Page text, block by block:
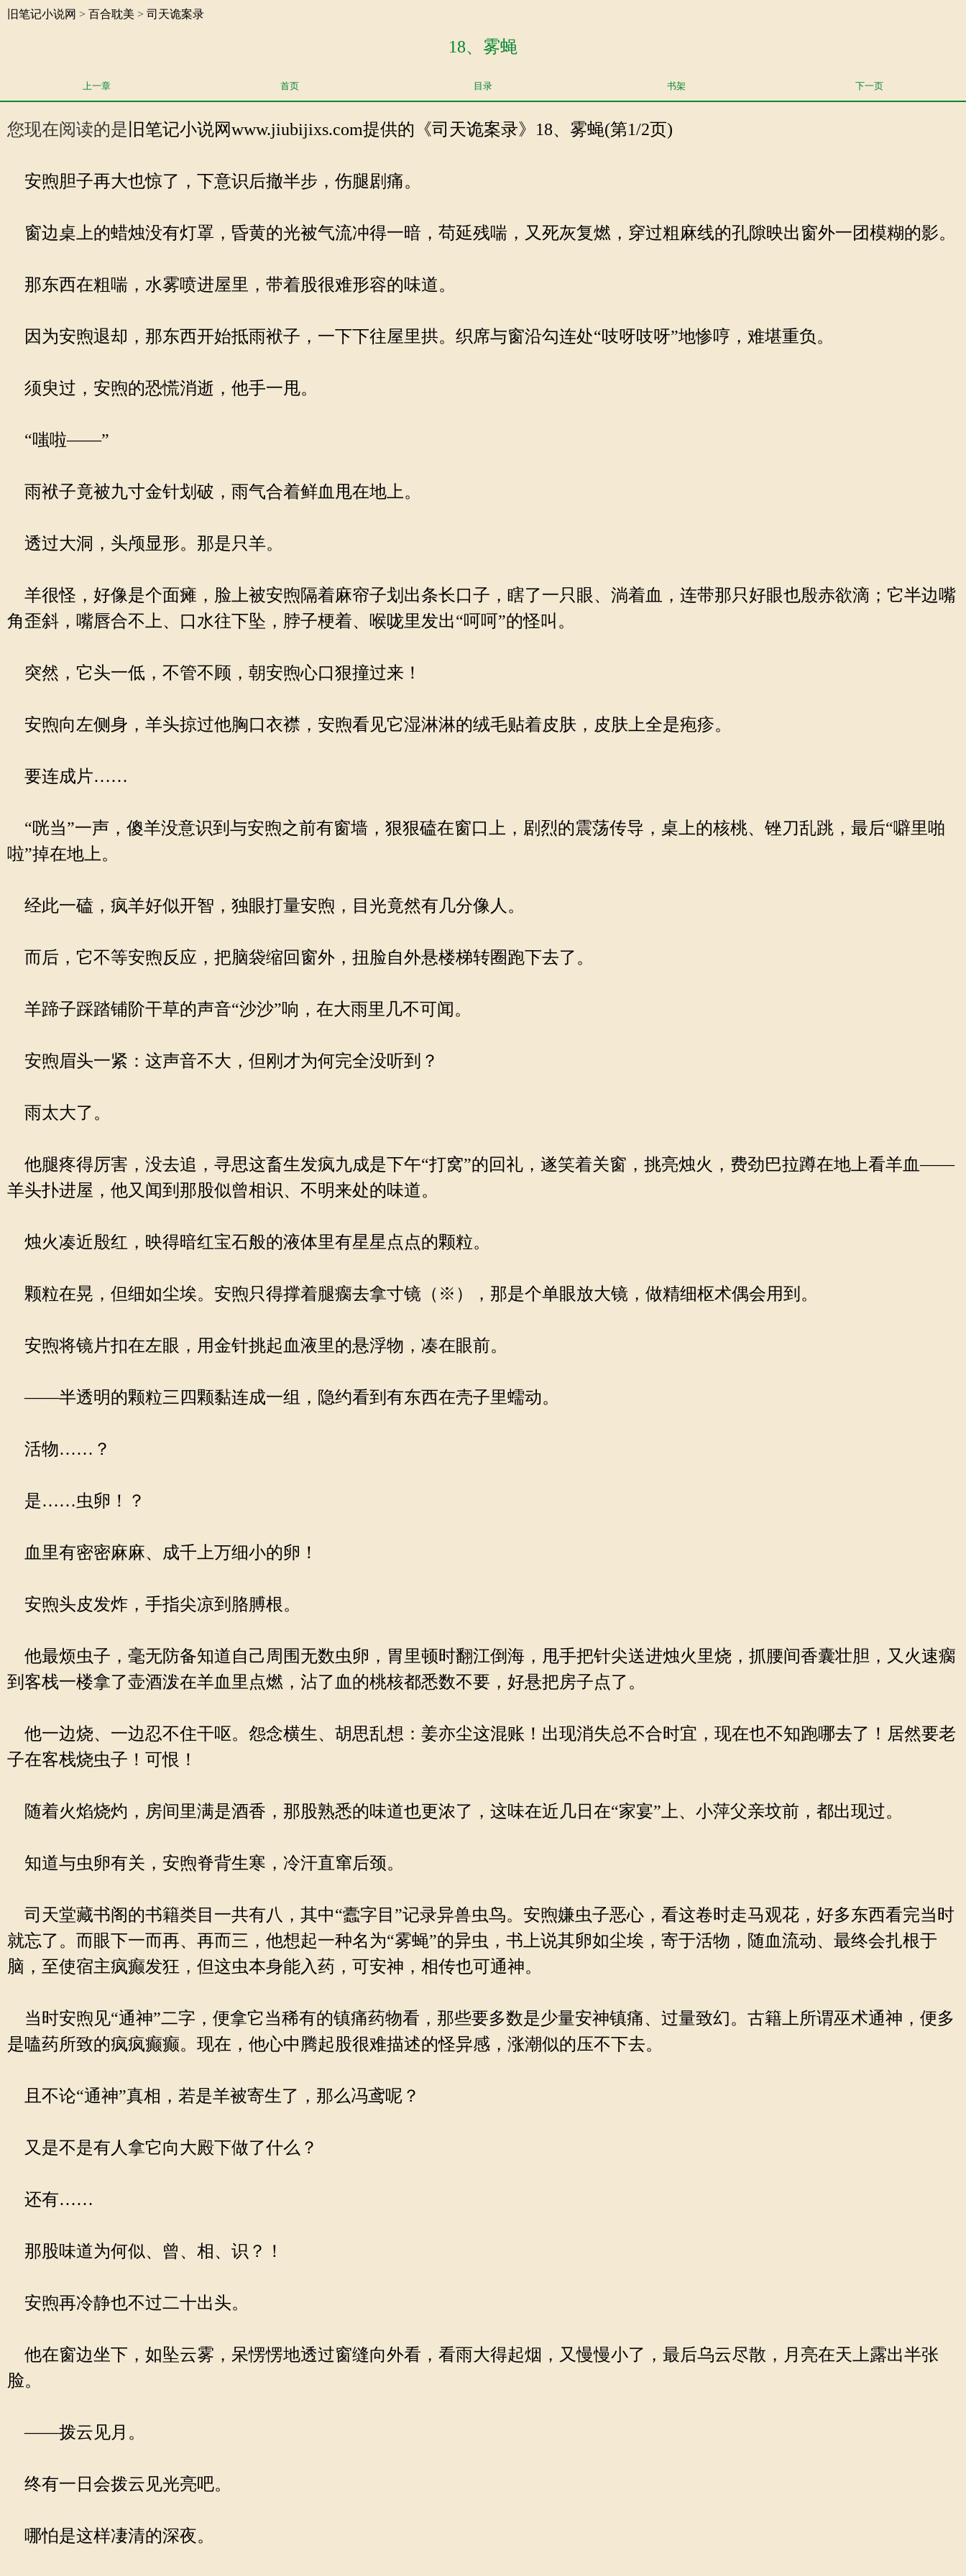
旧笔记小说网 > 百合耽美 > 司天诡案录
18、雾蝇
上一章 首页 目录 书架 下一页
您现在阅读的是 旧笔记小说网www.jiubijixs.com提供的《司天诡案录》18、雾蝇(第1/2页)
安煦胆子再大也惊了，下意识后撤半步，伤腿剧痛。
窗边桌上的蜡烛没有灯罩，昏黄的光被气流冲得一暗，苟延残喘，又死灰复燃，穿过粗麻线的孔隙映出窗外一团模糊的影。
那东西在粗喘，水雾喷进屋里，带着股很难形容的味道。
因为安煦退却，那东西开始抵雨袱子，一下下往屋里拱。织席与窗沿勾连处“吱呀吱呀”地惨哼，难堪重负。
须臾过，安煦的恐慌消逝，他手一甩。
“嗤啦——”
雨袱子竟被九寸金针划破，雨气合着鲜血甩在地上。
透过大洞，头颅显形。那是只羊。
羊很怪，好像是个面瘫，脸上被安煦隔着麻帘子划出条长口子，瞎了一只眼、淌着血，连带那只好眼也殷赤欲滴；它半边嘴
角歪斜，嘴唇合不上、口水往下坠，脖子梗着、喉咙里发出“呵呵”的怪叫。
突然，它头一低，不管不顾，朝安煦心口狠撞过来！
安煦向左侧身，羊头掠过他胸口衣襟，安煦看见它湿淋淋的绒毛贴着皮肤，皮肤上全是疱疹。
要连成片……
“咣当”一声，傻羊没意识到与安煦之前有窗墙，狠狠磕在窗口上，剧烈的震荡传导，桌上的核桃、锉刀乱跳，最后“噼里啪
啦”掉在地上。
经此一磕，疯羊好似开智，独眼打量安煦，目光竟然有几分像人。
而后，它不等安煦反应，把脑袋缩回窗外，扭脸自外悬楼梯转圈跑下去了。
羊蹄子踩踏铺阶干草的声音“沙沙”响，在大雨里几不可闻。
安煦眉头一紧：这声音不大，但刚才为何完全没听到？
雨太大了。
他腿疼得厉害，没去追，寻思这畜生发疯九成是下午“打窝”的回礼，遂笑着关窗，挑亮烛火，费劲巴拉蹲在地上看羊血——
羊头扑进屋，他又闻到那股似曾相识、不明来处的味道。
烛火凑近殷红，映得暗红宝石般的液体里有星星点点的颗粒。
颗粒在晃，但细如尘埃。安煦只得撑着腿瘸去拿寸镜（※），那是个单眼放大镜，做精细枢术偶会用到。
安煦将镜片扣在左眼，用金针挑起血液里的悬浮物，凑在眼前。
——半透明的颗粒三四颗黏连成一组，隐约看到有东西在壳子里蠕动。
活物……？
是……虫卵！？
血里有密密麻麻、成千上万细小的卵！
安煦头皮发炸，手指尖凉到胳膊根。
他最烦虫子，毫无防备知道自己周围无数虫卵，胃里顿时翻江倒海，甩手把针尖送进烛火里烧，抓腰间香囊壮胆，又火速瘸
到客栈一楼拿了壶酒泼在羊血里点燃，沾了血的桃核都悉数不要，好悬把房子点了。
他一边烧、一边忍不住干呕。怨念横生、胡思乱想：姜亦尘这混账！出现消失总不合时宜，现在也不知跑哪去了！居然要老
子在客栈烧虫子！可恨！
随着火焰烧灼，房间里满是酒香，那股熟悉的味道也更浓了，这味在近几日在“家宴”上、小萍父亲坟前，都出现过。
知道与虫卵有关，安煦脊背生寒，冷汗直窜后颈。
司天堂藏书阁的书籍类目一共有八，其中“蠹字目”记录异兽虫鸟。安煦嫌虫子恶心，看这卷时走马观花，好多东西看完当时
就忘了。而眼下一而再、再而三，他想起一种名为“雾蝇”的异虫，书上说其卵如尘埃，寄于活物，随血流动、最终会扎根于
脑，至使宿主疯癫发狂，但这虫本身能入药，可安神，相传也可通神。
当时安煦见“通神”二字，便拿它当稀有的镇痛药物看，那些要多数是少量安神镇痛、过量致幻。古籍上所谓巫术通神，便多
是嗑药所致的疯疯癫癫。现在，他心中腾起股很难描述的怪异感，涨潮似的压不下去。
且不论“通神”真相，若是羊被寄生了，那么冯鸢呢？
又是不是有人拿它向大殿下做了什么？
还有……
那股味道为何似、曾、相、识？！
安煦再冷静也不过二十出头。
他在窗边坐下，如坠云雾，呆愣愣地透过窗缝向外看，看雨大得起烟，又慢慢小了，最后乌云尽散，月亮在天上露出半张
脸。
——拨云见月。
终有一日会拨云见光亮吧。
哪怕是这样凄清的深夜。